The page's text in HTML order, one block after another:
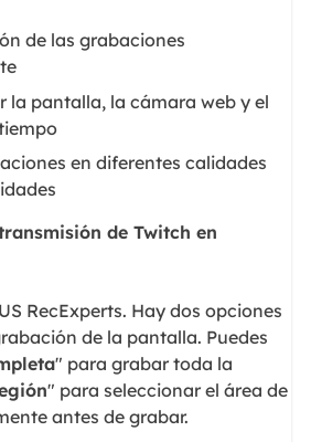
de las grabaciones
la pantalla, la cámara web y el
en diferentes calidades
de Twitch en
RecExperts. Hay dos opciones
de la pantalla. Puedes
" para grabar toda la
" para seleccionar el área de
antes de grabar.